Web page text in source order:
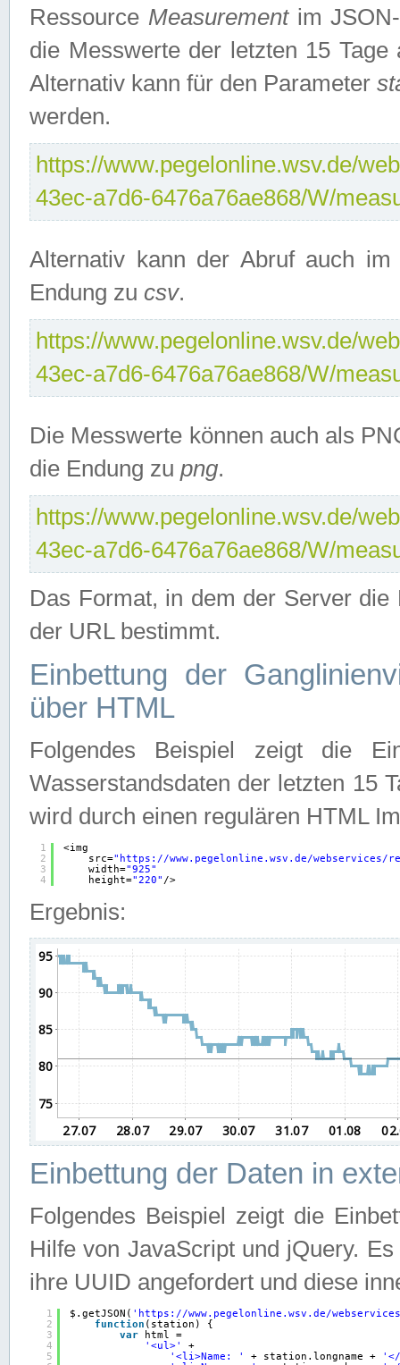
Ressource Measurementim JSON-
die Messwerte der letzten 15
Alternativ kann für den Parameter
werden.
https://www.pegelonline.wsv.de/
43ec-a7d6-6476a76ae868/W/
Alternativ kann der Abruf auch
Endung zu csv.
https://www.pegelonline.wsv.de/
43ec-a7d6-6476a76ae868/W/
Die Messwerte können auch als
die Endung zu png.
https://www.pegelonline.wsv.de/
43ec-a7d6-6476a76ae868/W/
Das Format, in dem der Server
der URL bestimmt.
Einbettung der
über HTML
Folgendes Beispiel zeigt die
Wasserstandsdaten der letzten 15
wird durch einen regulären HTML
1
2
3
4
<img
src=" https://www.pegelonline.wsv.de/webservices/
width="925"
height="220" />
Ergebnis:
Einbettung der Daten in
Folgendes Beispiel zeigt die
Hilfe von JavaScript und jQuery.
ihre UUID angefordert und diese
1
2
3
4
5
$.getJSON( ' https://www.pegelonline.wsv.de/
function (station) {
var
html =
'<ul>'
+
'<li>Name: '
+ station.longname +